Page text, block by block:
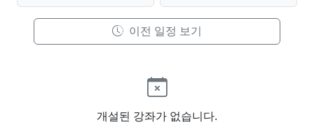
이전 일정 보기
개설된 강좌가 없습니다.